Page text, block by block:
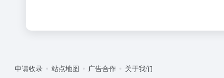
申请收录 站点地图 广告合作 关于我们